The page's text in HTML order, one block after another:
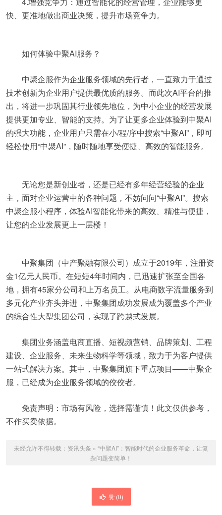
快、更准地做出商业决策，提升市场竞争力。
如何体验中聚AI服务？
中聚企服作为企业服务领域的先行者，一直致力于通过
技术创新为企业用户提供最优质的服务。而此次AI平台的推
出，将进一步巩固其行业领先地位，为中小企业的经营发展
提供更加专业、智能的支持。为了让更多企业体验到中聚AI
的强大功能，企业用户只需在小/程/序中搜索“中聚AI”，即可
轻松使用“中聚AI”，随时随地享受便捷、高效的智能服务。
无论您是新创业者，还是已经有多年经营经验的企业
主，面对企业运营中的各种问题，不妨问问“中聚AI”。搜索
中聚企服小程序，体验AI智能化带来的高效、精准与便捷，
让您的企业发展更上一层楼！
中聚集团（中产聚融有限公司）成立于2019年，注册资
金1亿元人民币。在短短4年时间内，已迅速扩张至全国各
地，拥有45家分公司和上万名员工。从电商数字流量服务到
多元化产业齐头并进，中聚集团成功发展成为覆盖多个产业
的综合性大型集团公司，实现了跨越式发展。
集团业务涵盖电商直播、短视频营销、品牌策划、工程
建设、企业服务、未来生物科学等领域，致力于为客户提供
一站式解决方案。其中，中聚集团旗下重点项目——中聚企
服，已经成为企业服务领域的佼佼者。
免责声明：市场有风险，选择需谨慎！此文仅供参考，
不作买卖依据。
未经允许不得转载： 资讯头条 » “中聚AI”：智能时代的企业服务革命，让复
杂问题变简单！
赞 (0)